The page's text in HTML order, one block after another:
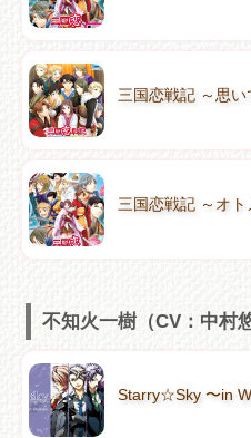
三国恋戦記 ～思
三国恋戦記 ～オ
不知火一樹（CV：中村
Starry☆Sky 〜in